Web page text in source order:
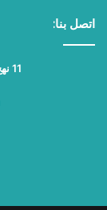
اتصل بنا:
11 نهج ابي الحسن الحضرمي- منوبة - تونس